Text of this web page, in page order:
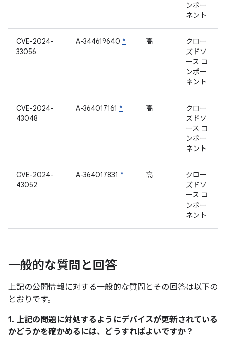
ンポー
ネント
CVE-2024-
33056
A-344619640 * 高
クロー
ズドソ
ース コ
ンポー
ネント
CVE-2024-
43048
A-364017161 * 高
クロー
ズドソ
ース コ
ンポー
ネント
CVE-2024-
43052
A-364017831 * 高
クロー
ズドソ
ース コ
ンポー
ネント
一般的な質問と回答
上記の公開情報に対する一般的な質問とその回答は以下の
とおりです。
1. 上記の問題に対処するようにデバイスが更新されている
かどうかを確かめるには、どうすればよいですか？